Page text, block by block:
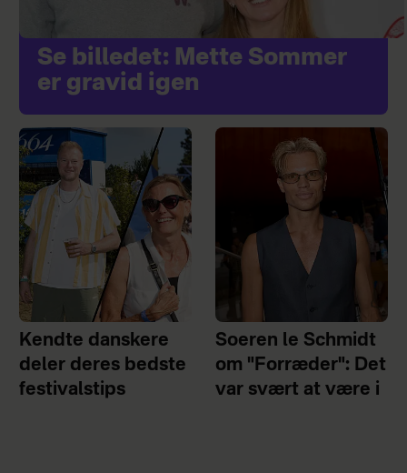
Se billedet: Mette Sommer
er gravid igen
Kendte danskere
deler deres bedste
festivalstips
Soeren le Schmidt
om "Forræder": Det
var svært at være i